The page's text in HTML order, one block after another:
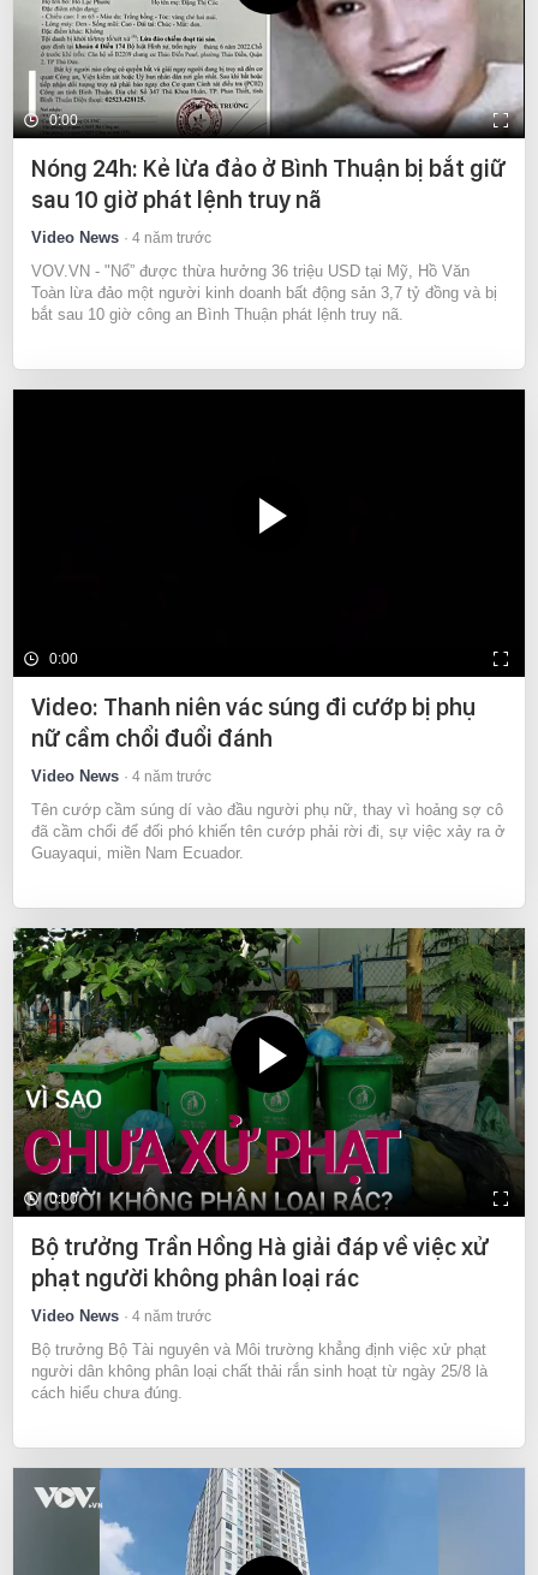
0:00
Nóng 24h: Kẻ lừa đảo ở Bình Thuận bị bắt giữ
sau 10 giờ phát lệnh truy nã
Video News 4 năm trước
VOV.VN - "Nổ” được thừa hưởng 36 triệu USD tại Mỹ, Hồ Văn
Toàn lừa đảo một người kinh doanh bất động sản 3,7 tỷ đồng và bị
bắt sau 10 giờ công an Bình Thuận phát lệnh truy nã.
0:00
Video: Thanh niên vác súng đi cướp bị phụ
nữ cầm chổi đuổi đánh
Video News 4 năm trước
Tên cướp cầm súng dí vào đầu người phụ nữ, thay vì hoảng sợ cô
đã cầm chổi để đối phó khiến tên cướp phải rời đi, sự việc xảy ra ở
Guayaqui, miền Nam Ecuador.
0:00
Bộ trưởng Trần Hồng Hà giải đáp về việc xử
phạt người không phân loại rác
Video News 4 năm trước
Bộ trưởng Bộ Tài nguyên và Môi trường khẳng định việc xử phạt
người dân không phân loại chất thải rắn sinh hoạt từ ngày 25/8 là
cách hiểu chưa đúng.